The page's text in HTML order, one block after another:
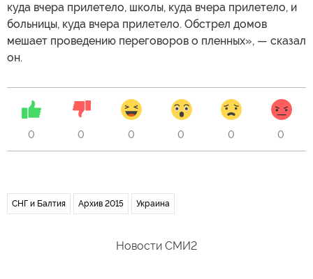
куда вчера прилетело, школы, куда вчера прилетело, и
больницы, куда вчера прилетело. Обстрел домов
мешает проведению переговоров о пленных», — сказал
он.
0 0 0 0 0 0
СНГ и Балтия Архив 2015 Украина
Новости СМИ2